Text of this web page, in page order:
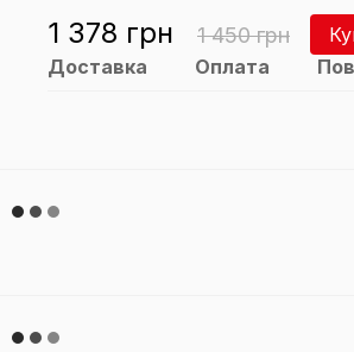
1 378 грн 1 450 грн
Доставка Оплата